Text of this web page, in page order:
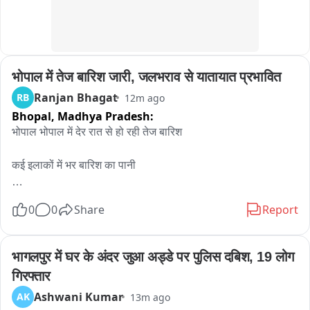
भोपाल में तेज बारिश जारी, जलभराव से यातायात प्रभावित
RB Ranjan Bhagat 12m ago
Bhopal, Madhya Pradesh:
भोपाल भोपाल में देर रात से हो रही तेज बारिश
कई इलाकों में भर बारिश का पानी
0 0 Share Report
भागलपुर में घर के अंदर जुआ अड्डे पर पुलिस दबिश, 19 लोग
गिरफ्तार
AK Ashwani Kumar 13m ago